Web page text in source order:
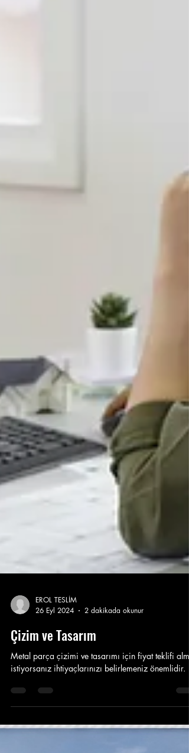
EROL TESLİM
26 Eyl 2024
2 dakikada okunur
Çizim ve Tasarım
Metal parça çizimi ve tasarımı için fiyat teklifi